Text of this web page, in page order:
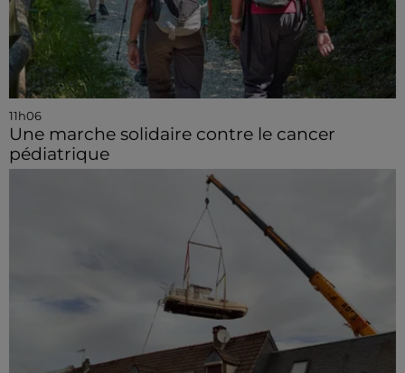
11h06
Une marche solidaire contre le cancer
pédiatrique